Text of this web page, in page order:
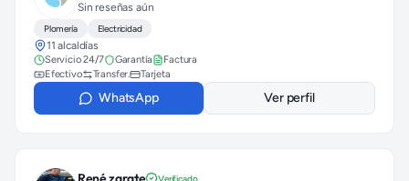
Sin reseñas aún
Plomería Electricidad
11 alcaldías
Servicio 24/7 Garantía
Factura
Efectivo
Transfer. Tarjeta
WhatsApp Ver perfil
Verificado